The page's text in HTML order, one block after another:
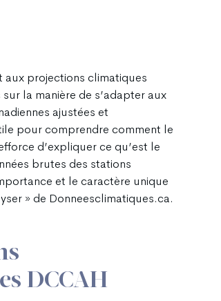
aux projections climatiques
la manière de s’adapter aux
ajustées et
pour comprendre comment le
d’expliquer ce qu’est le
brutes des stations
et le caractère unique
» de Donneesclimatiques.ca.
DCCAH